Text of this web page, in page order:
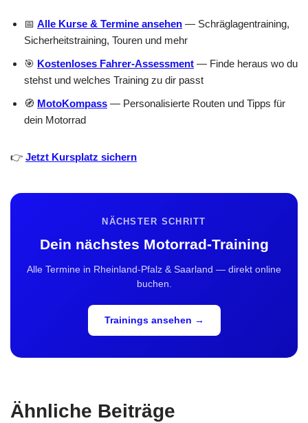
📅 Alle Kurse & Termine ansehen — Schräglagentraining,
Sicherheitstraining, Touren und mehr
🎯 Kostenloses Fahrer-Assessment — Finde heraus wo du
stehst und welches Training zu dir passt
🧭 MotoKompass — Personalisierte Routen und Tipps für
dein Motorrad
👉 Jetzt Kursplatz sichern
NÄCHSTER SCHRITT
Dein nächstes Motorrad-Training
Alle Termine in Rheinland-Pfalz & Saarland — direkt online
buchen.
Trainings ansehen →
Ähnliche Beiträge